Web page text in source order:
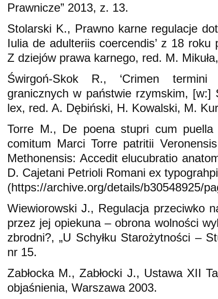
Prawnicze” 2013, z. 13.
Stolarski K., Prawno karne regulacje
Iulia de adulteriis coercendis’ z 18
Z dziejów prawa karnego, red. M.
Świrgoń-Skok R., ‘Crimen termini
granicznych w państwie rzymskim, [w:]
lex, red. A. Dębiński, H. Kowalski, M.
Torre M., De poena stupri cum puella
comitum Marci Torre patritii
Methonensis: Accedit elucubratio
D. Cajetani Petrioli Romani ex
(https://archive.org/details/b30548925/
Wiewiorowski J., Regulacja przeciwko
przez jej opiekuna – obrona wolności
zbrodni?, „U Schyłku Starożytności –
nr 15.
Zabłocka M., Zabłocki J., Ustawa XII
objaśnienia, Warszawa 2003.